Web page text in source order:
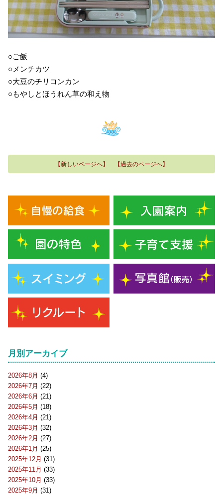
課外授業
○ご飯
○メンチカツ
○大豆のチリコンカン
○もやしとほうれん草の和え物
【新しいページへ】 【過去のページへ】
月別アーカイブ
2026年8月 (4)
2026年7月 (22)
2026年6月 (21)
2026年5月 (18)
2026年4月 (21)
2026年3月 (32)
2026年2月 (27)
2026年1月 (25)
2025年12月 (31)
2025年11月 (33)
2025年10月 (33)
2025年9月 (31)